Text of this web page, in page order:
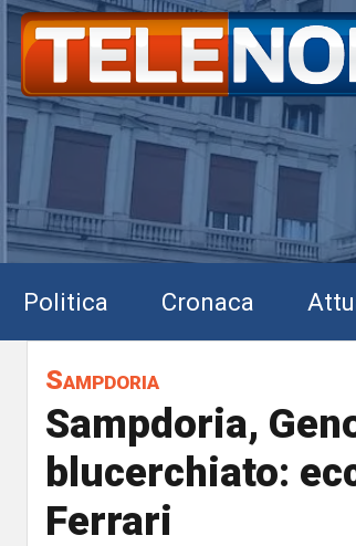
Politica Cronaca
Sampdoria
Sampdoria,
blucerchiato:
Ferrari